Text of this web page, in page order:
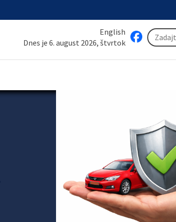
English
Dnes je 6. august 2026, štvrtok